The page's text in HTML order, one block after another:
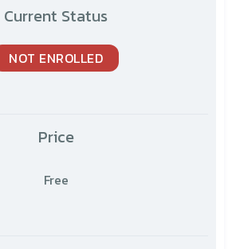
Current Status
NOT ENROLLED
Price
Free